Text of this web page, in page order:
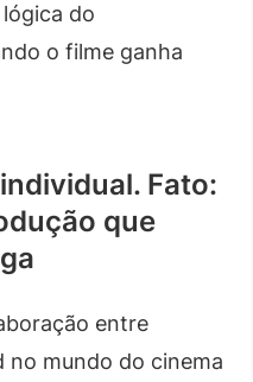
do
o filme ganha
Fato:
que
entre
no mundo do cinema